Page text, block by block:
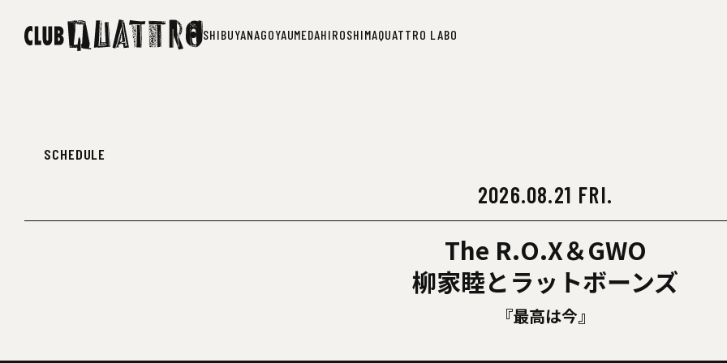
SHIBUYANAGOYAUMEDAHIROSHIMAQUATTRO LABO
SCHEDULE
2026.08.21 FRI.
The R.O.X＆GWO
柳家睦とラットボーンズ
『最高は今』